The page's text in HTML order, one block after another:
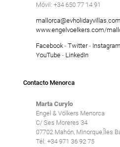
Móvil: +34 650 77 14 91
mallorca@evholidayvillas.com
www.engelvoelkers.com/
Facebook- Twitter- Instagram
YouTube- LinkedIn
Contacto Menorca
Marta Curylo
Engel & Völkers Menorca
C/ Ses Moreres 34
07702 Mahón, Minorque,Îles
Tél: +34 971 36 92 75